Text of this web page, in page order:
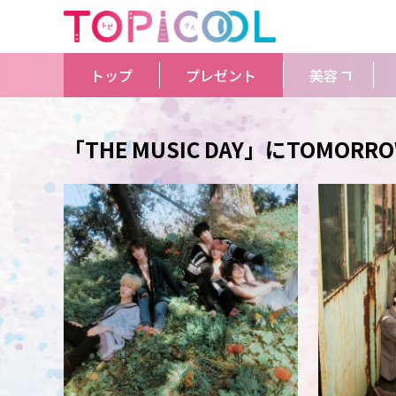
トップ プレゼント 美容
「THE MUSIC DAY」に